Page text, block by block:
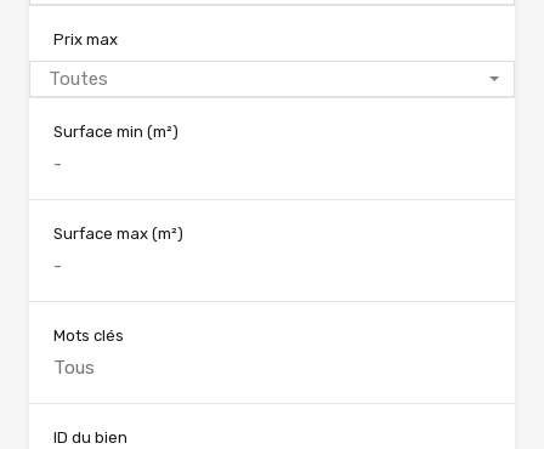
Prix max
Toutes
Surface min (m²)
Surface max (m²)
Mots clés
ID du bien